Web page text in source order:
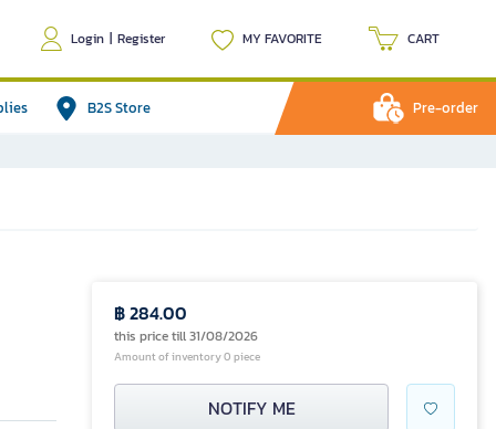
Login | Register MY FAVORITE CART
B2S Store Pre-order
฿ 284.00
this price till 31/08/2026
Amount of inventory 0 piece
NOTIFY ME